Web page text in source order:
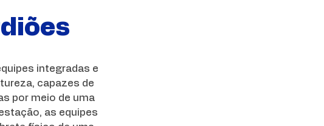
integradas e
capazes de
por meio de uma
as equipes